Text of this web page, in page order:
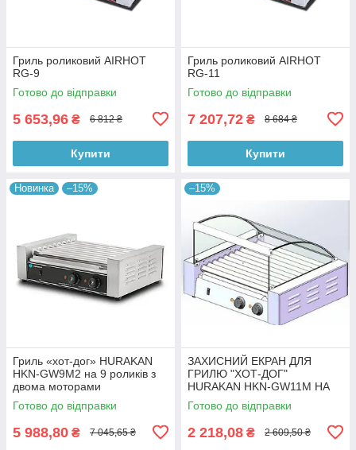
Гриль роликовий AIRHOT
RG-9
Готово до відправки
5 653,96 ₴ 6 812 ₴
Купити
Гриль роликовий AIRHOT
RG-11
Готово до відправки
7 207,72 ₴ 8 684 ₴
Купити
Новинка –15%
Гриль «хот-дог» HURAKAN
HKN-GW9M2 на 9 роликів з
двома моторами
Готово до відправки
5 988,80 ₴ 7 045,65 ₴
–15%
ЗАХИСНИЙ ЕКРАН ДЛЯ
ГРИЛЮ "ХОТ-ДОГ"
HURAKAN HKN-GW11M НА
11 РОЛИКІВ
Готово до відправки
2 218,08 ₴ 2 609,50 ₴